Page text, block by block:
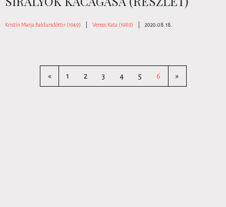
Kristín Marja Baldursdóttir (1949) Veress Kata (1989) 2020.08.18.
« 1 2 3 4 5 6 »